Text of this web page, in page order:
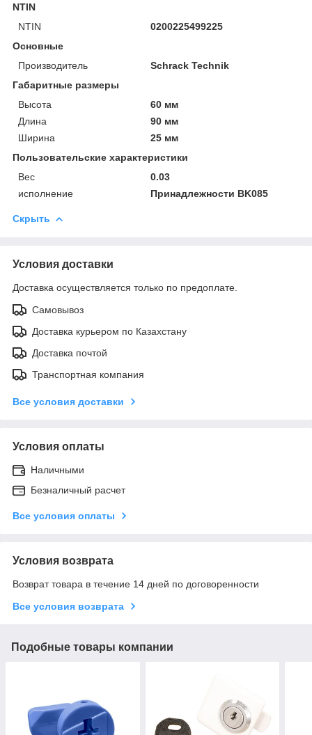
NTIN
NTIN
0200225499225
Основные
Производитель
Schrack Technik
Габаритные размеры
Высота
60 мм
Длина
90 мм
Ширина
25 мм
Пользовательские характеристики
Вес
0.03
исполнение
Принадлежности BK085
Скрыть
Условия доставки
Доставка осуществляется только по предоплате.
Самовывоз
Доставка курьером по Казахстану
Доставка почтой
Транспортная компания
Все условия доставки
Условия оплаты
Наличными
Безналичный расчет
Все условия оплаты
Условия возврата
Возврат товара в течение 14 дней по договоренности
Все условия возврата
Подобные товары компании